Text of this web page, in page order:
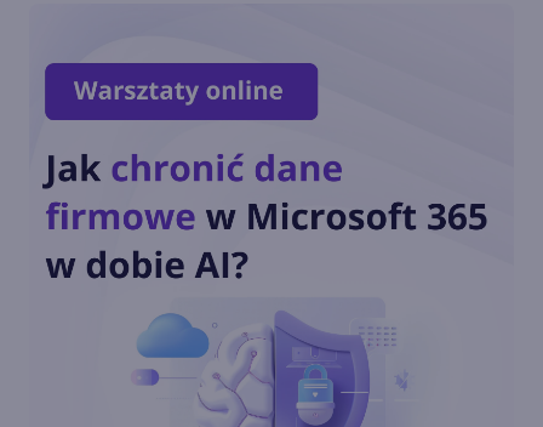
Tłumaczenie fragmentu
przetłumaczonej strony w
Firefox 130
w Firefox 129